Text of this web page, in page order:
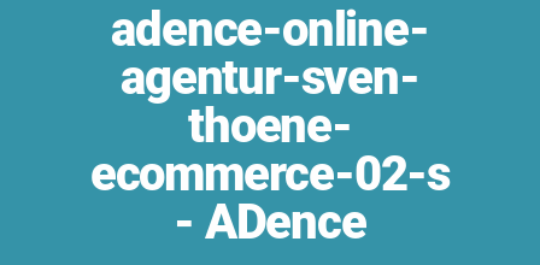
adence-online-
agentur-sven-
thoene-
ecommerce-02-s
- ADence